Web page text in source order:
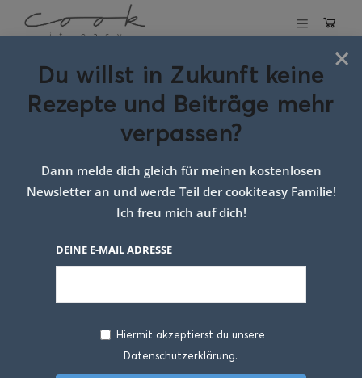
Schlagwort:
Suppengemüse
×
Du willst in Zukunft keine
Rezepte und Beiträge mehr
verpassen?
Dann melde dich gleich für meinen kostenlosen
Newsletter an und werde Teil der cookiteasy Familie!
Ich freu mich auf dich!
DEINE E-MAIL ADRESSE
Hiermit akzeptierst du unsere
Datenschutzerklärung.